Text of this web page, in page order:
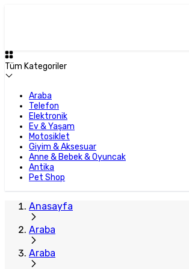
Tüm Kategoriler
Araba
Telefon
Elektronik
Ev & Yaşam
Motosiklet
Giyim & Aksesuar
Anne & Bebek & Oyuncak
Antika
Pet Shop
Anasayfa
Araba
Araba